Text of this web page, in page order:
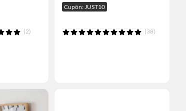
(2)
Cupón: JUST10
(38)